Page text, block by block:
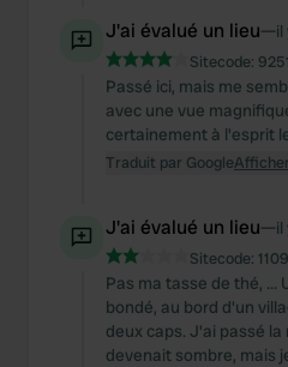
J'ai évalué un lieu—il
Sitecode: 9251
Passé ici, mais me
avec une vue
certainement à l'esprit
Traduit par Google
J'ai évalué un lieu—il
Sitecode:
Pas ma tasse de thé,
bondé, au bord d'un
deux caps. J'ai passé
devenait sombre, mais